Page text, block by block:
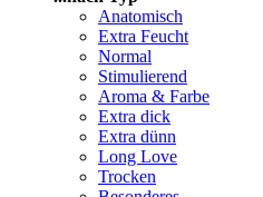
Anatomisch
Extra Feucht
Normal
Stimulierend
Aroma & Farbe
Extra dick
Extra dünn
Long Love
Trocken